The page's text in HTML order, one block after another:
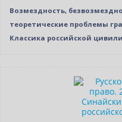
Возмездность,
теоретические проблемы
Классика российской